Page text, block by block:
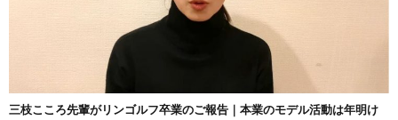
三枝こころ先輩がリンゴルフ卒業のご報告｜本業のモデル活動は年明け